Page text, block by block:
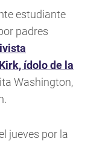
estudiante
padres
ídolo de la
Washington,
jueves por la